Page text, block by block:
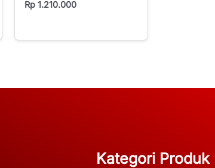
Rp 1.210.000
Kategori Produk